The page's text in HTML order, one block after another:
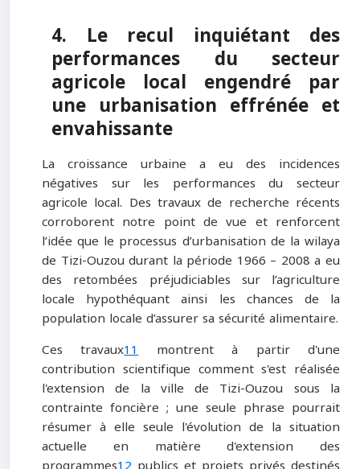
4. Le recul inquiétant des
performances du secteur
agricole local engendré par
une urbanisation effrénée et
envahissante
La croissance urbaine a eu des incidences
négatives sur les performances du secteur
agricole local. Des travaux de recherche récents
corroborent notre point de vue et renforcent
l’idée que le processus d’urbanisation de la wilaya
de Tizi-Ouzou durant la période 1966 – 2008 a eu
des retombées préjudiciables sur l’agriculture
locale hypothéquant ainsi les chances de la
population locale d’assurer sa sécurité alimentaire.
Ces travaux11montrent à partir d'une
contribution scientifique comment s'est réalisée
l'extension de la ville de Tizi-Ouzou sous la
contrainte foncière ; une seule phrase pourrait
résumer à elle seule l'évolution de la situation
actuelle en matière d'extension des